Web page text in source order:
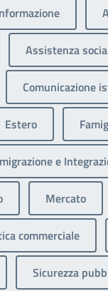
Assistenza
Comunicazione
Estero
e
Mercato
commerciale
Sicurezza